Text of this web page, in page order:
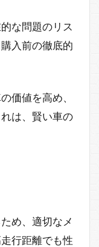
な問題のリス
入前の徹底的
価値を高め、
は、賢い車の
め、適切なメ
行距離でも性